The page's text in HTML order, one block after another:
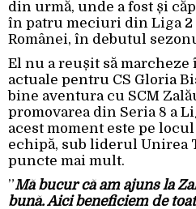
din urmă, unde a fost și
în patru meciuri din Liga 2
Românei, în debutul
El nu a reușit să
actuale pentru CS Gloria
bine aventura cu SCM
promovarea din Seria 8 a
acest moment este pe
echipă, sub liderul Unirea
puncte mai mult.
”Mă bucur că am ajuns la
bună. Aici beneficiem de